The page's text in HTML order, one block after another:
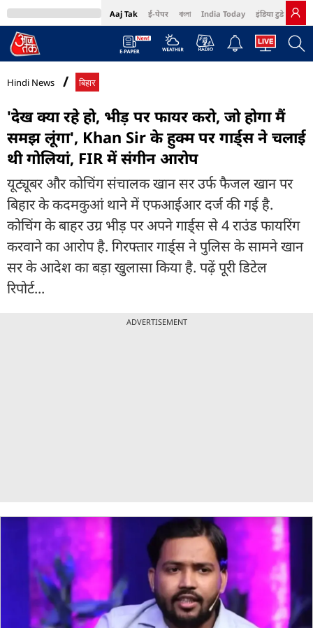
Aaj Tak ई-पेपर বাংলা India Today इंडिया टुडे हिंदी
MumbaiTak Cosmopolitan Harper's Bazaar Northeast
Hindi News बिहार
'देख क्या रहे हो, भीड़ पर फायर करो, जो होगा मैं
समझ लूंगा', Khan Sir के हुक्म पर गार्ड्स ने चलाई
थी गोलियां, FIR में संगीन आरोप
यूट्यूबर और कोचिंग संचालक खान सर उर्फ फैजल खान पर
बिहार के कदमकुआं थाने में एफआईआर दर्ज की गई है.
कोचिंग के बाहर उग्र भीड़ पर अपने गार्ड्स से 4 राउंड फायरिंग
करवाने का आरोप है. गिरफ्तार गार्ड्स ने पुलिस के सामने खान
सर के आदेश का बड़ा खुलासा किया है. पढ़ें पूरी डिटेल
रिपोर्ट...
ADVERTISEMENT